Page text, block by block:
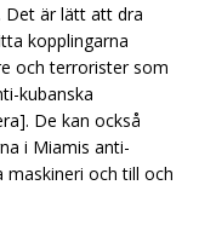
Det är lätt att dra
kopplingarna
och terrorister som
kubanska
De kan också
i Miamis anti-
maskineri och till och